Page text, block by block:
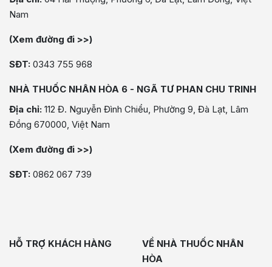
Nam
(Xem đường đi >>)
SĐT: 0343 755 968
NHÀ THUỐC NHÂN HÒA 6 - NGÃ TƯ PHAN CHU TRINH
Địa chỉ: 112 Đ. Nguyễn Đình Chiểu, Phường 9, Đà Lạt, Lâm
Đồng 670000, Việt Nam
(Xem đường đi >>)
SĐT: 0862 067 739
HỖ TRỢ KHÁCH HÀNG
VỀ NHÀ THUỐC NHÂN
HÒA